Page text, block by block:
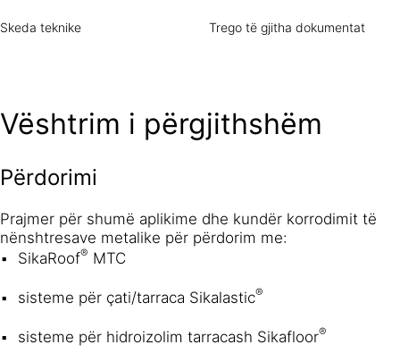
Skeda teknike Trego të gjitha dokumentat
Vështrim i përgjithshëm
Përdorimi
Prajmer për shumë aplikime dhe kundër korrodimit të
nënshtresave metalike për përdorim me:
SikaRoof® MTC
sisteme për çati/tarraca Sikalastic®
sisteme për hidroizolim tarracash Sikafloor®